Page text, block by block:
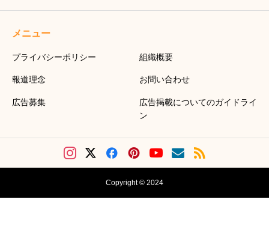
メニュー
プライバシーポリシー 組織概要
報道理念 お問い合わせ
広告募集
広告掲載についてのガイドライ
ン
Copyright © 2024